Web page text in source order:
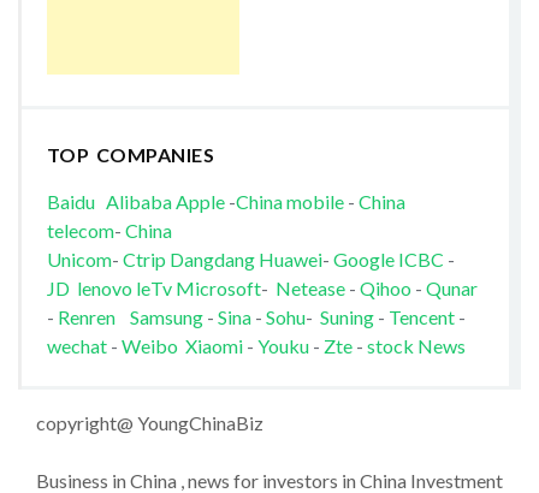
TOP COMPANIES
Baidu AlibabaApple-China mobile- China
telecom- China
Unicom- Ctrip Dangdang Huawei- Google ICBC -
JD lenovo leTv Microsoft- Netease- Qihoo - Qunar
- Renren Samsung- Sina- Sohu- Suning- Tencent-
wechat - Weibo Xiaomi- Youku - Zte- stock News
copyright@ YoungChinaBiz
Business in China , news for investors in China Investment